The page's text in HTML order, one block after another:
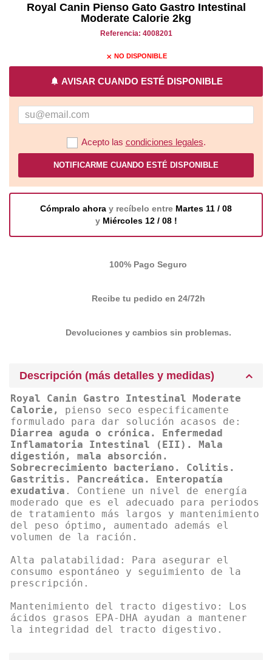
Royal Canin Pienso Gato Gastro Intestinal
Moderate Calorie 2kg
Referencia: 4008201
close NO DISPONIBLE
notifications AVISAR CUANDO ESTÉ DISPONIBLE
Acepto las condiciones legales.
NOTIFICARME CUANDO ESTÉ DISPONIBLE
Cómpralo ahora y recíbelo entre Martes 11 / 08
y Miércoles 12 / 08 !
100% Pago Seguro
Recibe tu pedido en 24/72h
Devoluciones y cambios sin problemas.
Descripción (más detalles y medidas)
Royal Canin Gastro Intestinal Moderate
Calorie, pienso seco especificamente
formulado para dar solución acasos de:
Diarrea aguda o crónica. Enfermedad
Inflamatoria Intestinal (EII). Mala
digestión, mala absorción.
Sobrecrecimiento bacteriano. Colitis.
Gastritis. Pancreática. Enteropatía
exudativa . Contiene un nivel de energía
moderado que es el adecuado para periodos
de tratamiento más largos y mantenimiento
del peso óptimo, aumentado además el
volumen de la ración.
Alta palatabilidad: Para asegurar el
consumo espontáneo y seguimiento de la
prescripción.
Mantenimiento del tracto digestivo: Los
ácidos grasos EPA-DHA ayudan a mantener
la integridad del tracto digestivo.